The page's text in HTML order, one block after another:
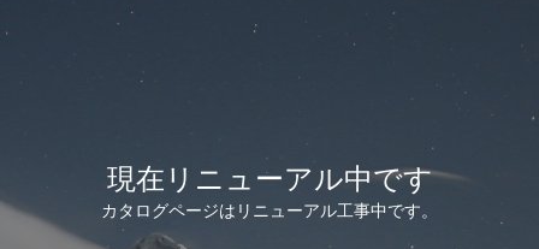
現在リニューアル中です
カタログページはリニューアル工事中です。